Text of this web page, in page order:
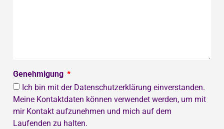
Genehmigung
Ich bin mit der Datenschutzerklärung einverstanden.
Meine Kontaktdaten können verwendet werden, um mit
mir Kontakt aufzunehmen und mich auf dem
Laufenden zu halten.